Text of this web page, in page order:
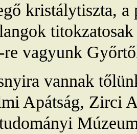
kristálytiszta, a
vagyunk
vannak
Apátság, Zirci